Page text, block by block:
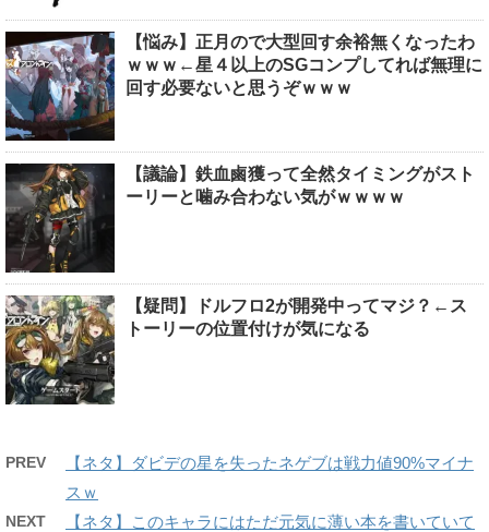
【悩み】正月ので大型回す余裕無くなったわ
ｗｗｗ←星４以上のSGコンプしてれば無理に
回す必要ないと思うぞｗｗｗ
【議論】鉄血鹵獲って全然タイミングがスト
ーリーと噛み合わない気がｗｗｗｗ
【疑問】ドルフロ2が開発中ってマジ？←ス
トーリーの位置付けが気になる
PREV
【ネタ】ダビデの星を失ったネゲブは戦力値90%マイナ
スｗ
NEXT
【ネタ】このキャラにはただ元気に薄い本を書いていて